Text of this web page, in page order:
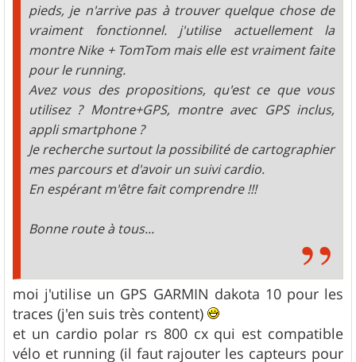
pieds, je n'arrive pas à trouver quelque chose de
vraiment fonctionnel. j'utilise actuellement la
montre Nike + TomTom mais elle est vraiment faite
pour le running.
Avez vous des propositions, qu'est ce que vous
utilisez ? Montre+GPS, montre avec GPS inclus,
appli smartphone ?
Je recherche surtout la possibilité de cartographier
mes parcours et d'avoir un suivi cardio.
En espérant m'être fait comprendre !!!
Bonne route à tous...
moi j'utilise un GPS GARMIN dakota 10 pour les
traces (j'en suis très content)
et un cardio polar rs 800 cx qui est compatible
vélo et running (il faut rajouter les capteurs pour